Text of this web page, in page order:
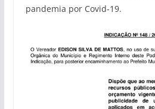
pandemia por Covid-19.